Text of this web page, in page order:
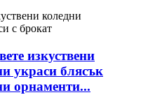
изкуствени
украси блясък
орнаменти...